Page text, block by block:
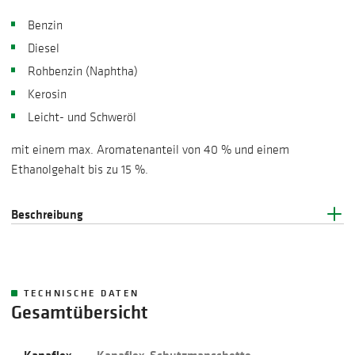
Benzin
Diesel
Rohbenzin (Naphtha)
Kerosin
Leicht- und Schweröl
mit einem max. Aromatenanteil von 40 % und einem
Ethanolgehalt bis zu 15 %.
Beschreibung
TECHNISCHE DATEN
Gesamtübersicht